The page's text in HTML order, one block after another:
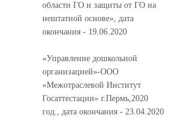
области ГО и защиты от ГО на
нештатной основе», дата
окончания - 19.06.2020
«Управление дошкольной
организацией»-ООО
«Межотраслевой Институт
Госаттестации» г.Пермь,2020
год., дата окончания - 23.04.2020